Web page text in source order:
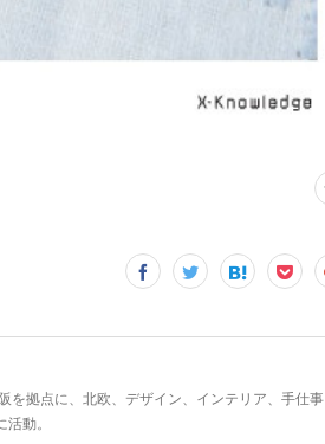
を拠点に、北欧、デザイン、インテリア、手仕事
動。